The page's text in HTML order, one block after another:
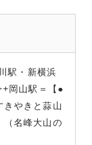
駅・新横浜
岡山駅＝【●
きやきと蒜山
（名峰大山の